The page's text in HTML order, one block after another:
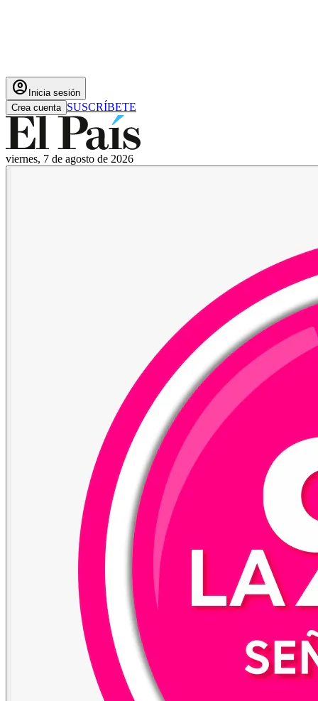
account_circle Inicia sesión
Crea cuenta SUSCRÍBETE
viernes, 7 de agosto de 2026